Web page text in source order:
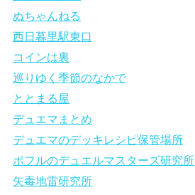
ぬちゃんねる
西日暮里駅東口
コインは裏
巡りゆく季節のなかで
ととまる屋
デュエマまとめ
デュエマのデッキレシピ保管場所
ポフルのデュエルマスターズ研究所
矢毒地雷研究所